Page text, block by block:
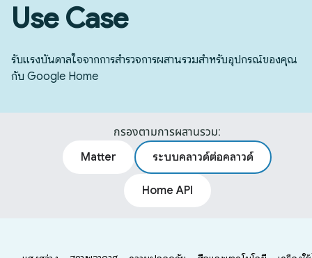
Use Case
รับแรงบันดาลใจจากการสำรวจการผสานรวมสำหรับอุปกรณ์ของคุณ
กับ Google Home